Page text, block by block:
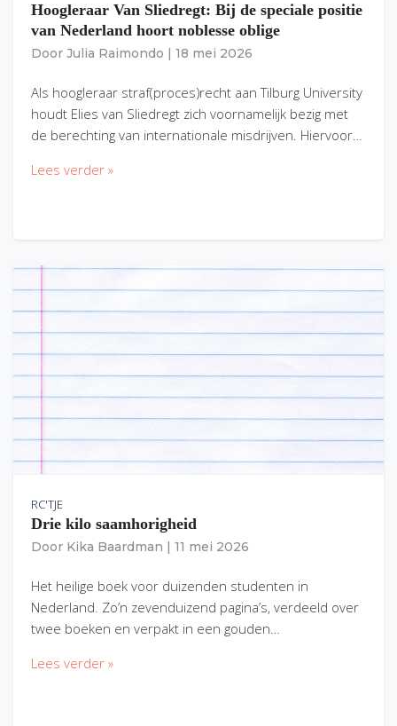
Hoogleraar Van Sliedregt: Bij de speciale positie
van Nederland hoort noblesse oblige
Door Julia Raimondo 18 mei 2026
Als hoogleraar straf(proces)recht aan Tilburg University
houdt Elies van Sliedregt zich voornamelijk bezig met
de berechting van internationale misdrijven. Hiervoor…
Lees verder »
RC'TJE
Drie kilo saamhorigheid
Door Kika Baardman 11 mei 2026
Het heilige boek voor duizenden studenten in
Nederland. Zo’n zevenduizend pagina’s, verdeeld over
twee boeken en verpakt in een gouden…
Lees verder »